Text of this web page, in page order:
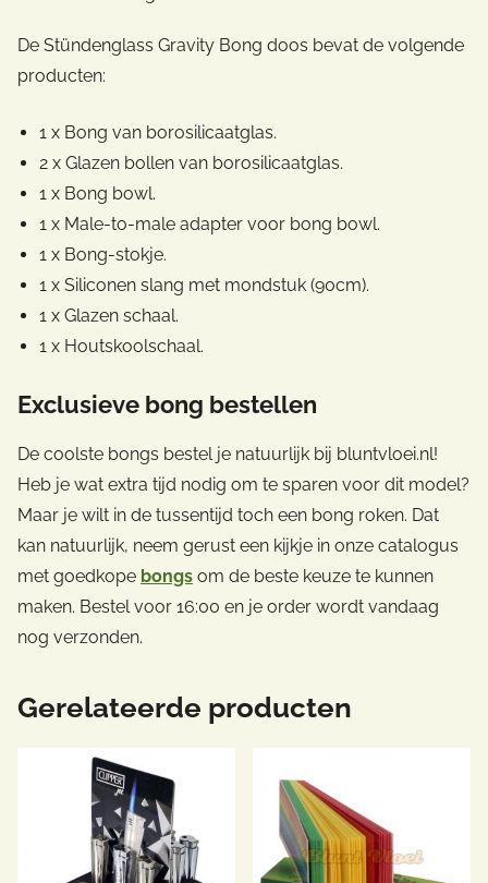
De Stündenglass Gravity Bong doos bevat de volgende
producten:
1 x Bong van borosilicaatglas.
2 x Glazen bollen van borosilicaatglas.
1 x Bong bowl.
1 x Male-to-male adapter voor bong bowl.
1 x Bong-stokje.
1 x Siliconen slang met mondstuk (90cm).
1 x Glazen schaal.
1 x Houtskoolschaal.
Exclusieve bong bestellen
De coolste bongs bestel je natuurlijk bij bluntvloei.nl!
Heb je wat extra tijd nodig om te sparen voor dit model?
Maar je wilt in de tussentijd toch een bong roken. Dat
kan natuurlijk, neem gerust een kijkje in onze catalogus
met goedkope bongs om de beste keuze te kunnen
maken. Bestel voor 16:00 en je order wordt vandaag
nog verzonden.
Gerelateerde producten